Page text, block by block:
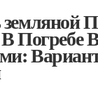
Погребе